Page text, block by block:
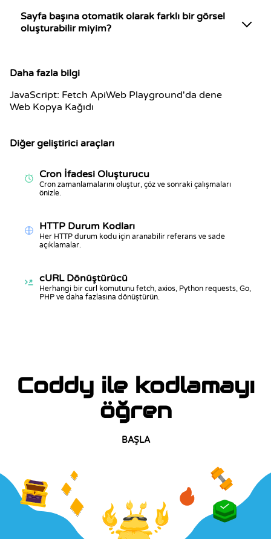
Sayfa başına otomatik olarak farklı bir görsel
oluşturabilir miyim?
Daha fazla bilgi
JavaScript: Fetch ApiWeb Playground'da dene
Web Kopya Kağıdı
Diğer geliştirici araçları
Cron İfadesi Oluşturucu
Cron zamanlamalarını oluştur, çöz ve sonraki çalışmaları
önizle.
HTTP Durum Kodları
Her HTTP durum kodu için aranabilir referans ve sade
açıklamalar.
cURL Dönüştürücü
Herhangi bir curl komutunu fetch, axios, Python requests, Go,
PHP ve daha fazlasına dönüştürün.
Coddy ile kodlamayı
öğren
BAŞLA